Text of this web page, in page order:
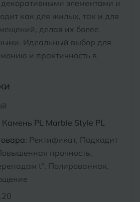
элементами и
как для жилых, так и для
делая их более
Идеальный выбор для
и практичность в
PL Marble Style PL
Ректификат, Подходит
прочность,
t°, Полированная,
Ульяновск
Уфа
Челябинск
Э Энгельс